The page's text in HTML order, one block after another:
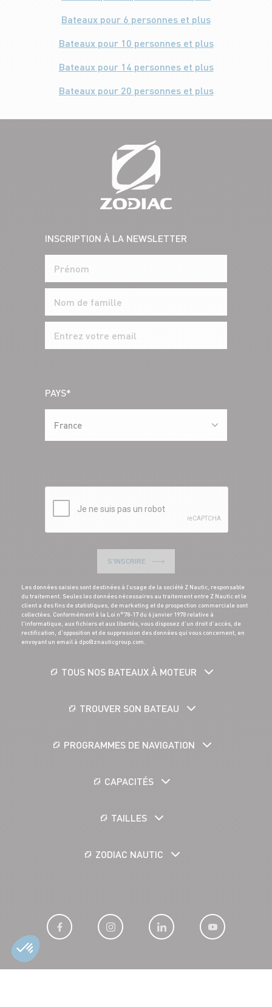
Bateaux pour 6 personnes et plus
Bateaux pour 10 personnes et plus
Bateaux pour 14 personnes et plus
Bateaux pour 20 personnes et plus
INSCRIPTION À LA NEWSLETTER
PAYS*
France
S'INSCRIRE
Les données saisies sont destinées à l’usage de la société Z Nautic, responsable
du traitement. Seules les données nécessaires au traitement entre Z Nautic et le
client a des fins de statistiques, de marketing et de prospection commerciale sont
collectées. Conformément à la Loi n°78-17 du 6 janvier 1978 relative à
l'informatique, aux fichiers et aux libertés, vous disposez d’un droit d’accès, de
rectification, d’opposition et de suppression des données qui vous concernent, en
envoyant un email à dpo@znauticgroup.com.
TOUS NOS BATEAUX À MOTEUR
TROUVER SON BATEAU
PROGRAMMES DE NAVIGATION
CAPACITÉS
TAILLES
ZODIAC NAUTIC